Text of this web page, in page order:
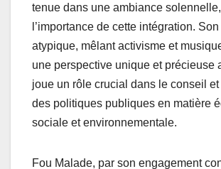
tenue dans une ambiance
l’importance de cette intégration.
atypique, mêlant activisme et
une perspective unique et précieuse
joue un rôle crucial dans le conseil et
des politiques publiques en matière
sociale et environnementale.
Fou Malade, par son engagement